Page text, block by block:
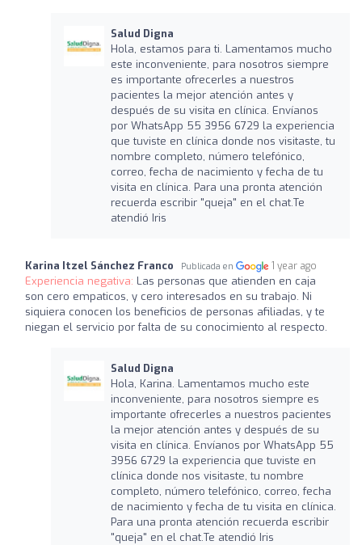
Salud Digna
Hola, estamos para ti. Lamentamos mucho
este inconveniente, para nosotros siempre
es importante ofrecerles a nuestros
pacientes la mejor atención antes y
después de su visita en clínica. Envíanos
por WhatsApp 55 3956 6729 la experiencia
que tuviste en clínica donde nos visitaste, tu
nombre completo, número telefónico,
correo, fecha de nacimiento y fecha de tu
visita en clínica. Para una pronta atención
recuerda escribir "queja" en el chat.Te
atendió Iris
Karina Itzel Sánchez Franco Publicada en 1 year ago
Experiencia negativa: Las personas que atienden en caja
son cero empaticos, y cero interesados en su trabajo. Ni
siquiera conocen los beneficios de personas afiliadas, y te
niegan el servicio por falta de su conocimiento al respecto.
Salud Digna
Hola, Karina. Lamentamos mucho este
inconveniente, para nosotros siempre es
importante ofrecerles a nuestros pacientes
la mejor atención antes y después de su
visita en clínica. Envíanos por WhatsApp 55
3956 6729 la experiencia que tuviste en
clínica donde nos visitaste, tu nombre
completo, número telefónico, correo, fecha
de nacimiento y fecha de tu visita en clínica.
Para una pronta atención recuerda escribir
"queja" en el chat.Te atendió Iris